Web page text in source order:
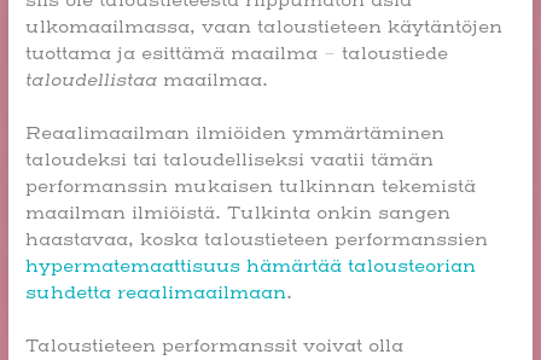
ulkomaailmassa, vaan taloustieteen käytäntöjen
tuottama ja esittämä maailma – taloustiede
taloudellistaa maailmaa.
Reaalimaailman ilmiöiden ymmärtäminen
taloudeksi tai taloudelliseksi vaatii tämän
performanssin mukaisen tulkinnan tekemistä
maailman ilmiöistä. Tulkinta onkin sangen
haastavaa, koska taloustieteen performanssien
hypermatemaattisuus hämärtää talousteorian
suhdetta reaalimaailmaan.
Taloustieteen performanssit voivat olla